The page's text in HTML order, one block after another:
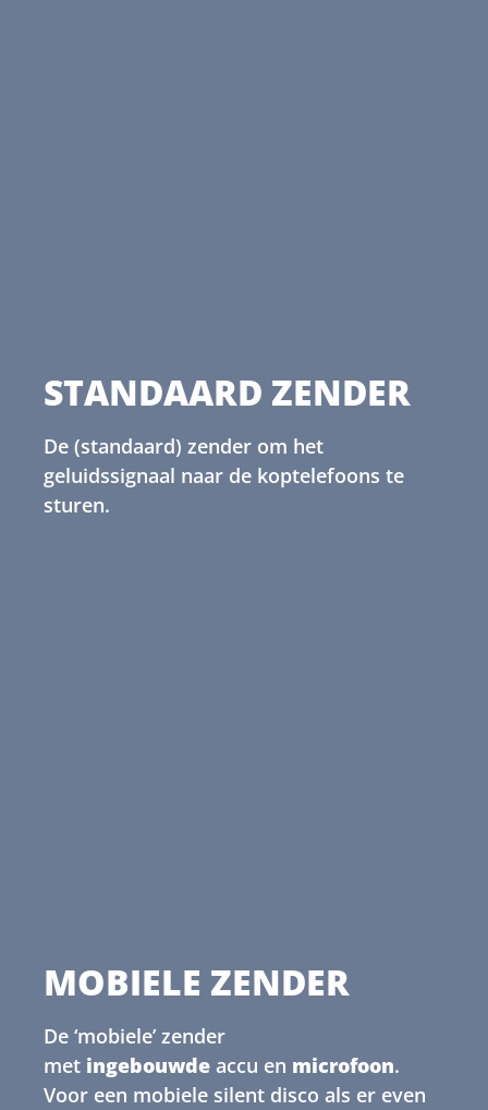
STANDAARD ZENDER
De (standaard) zender om het
geluidssignaal naar de koptelefoons te
sturen.
MOBIELE ZENDER
De ‘mobiele’ zender
met ingebouwde accu en microfoon.
Voor een mobiele silent disco als er even